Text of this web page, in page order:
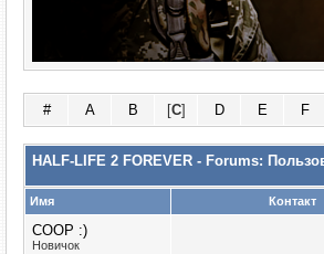
# A B [C] D E F
HALF-LIFE 2 FOREVER - Forums:
Имя Контакт
COOP :)
Новичок